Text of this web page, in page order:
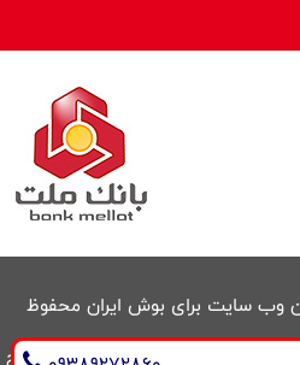
وب سایت برای بوش ایران محفوظ
طراحی سایت و سئو : ایران طراح